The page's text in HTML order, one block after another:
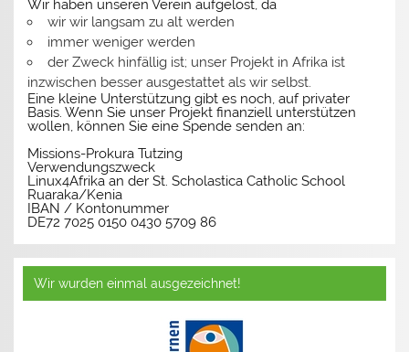
Wir haben unseren Verein aufgelöst, da
wir wir langsam zu alt werden
immer weniger werden
der Zweck hinfällig ist; unser Projekt in Afrika ist
inzwischen besser ausgestattet als wir selbst.
Eine kleine Unterstützung gibt es noch, auf privater
Basis. Wenn Sie unser Projekt finanziell unterstützen
wollen, können Sie eine Spende senden an:
Missions-Prokura Tutzing
Verwendungszweck
Linux4Afrika an der St. Scholastica Catholic School
Ruaraka/Kenia
IBAN / Kontonummer
DE72 7025 0150 0430 5709 86
Wir wurden einmal ausgezeichnet!